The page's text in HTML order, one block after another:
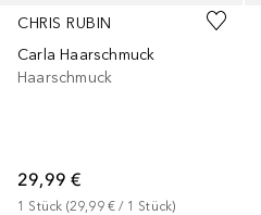
CHRIS RUBIN
Carla Haarschmuck
Haarschmuck
29,99 €
1 Stück (29,99 € / 1 Stück)